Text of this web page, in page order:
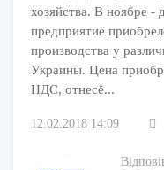
хозяйства. В ноябре -
предприятие
производства у
Украины. Цена
НДС, отнесё...
12.02.2018 14:09